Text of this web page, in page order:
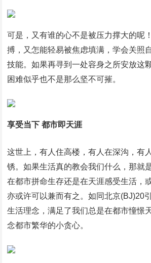
可是，又有谁的心不是被压力撑大的呢
搏，又怎能轻易被焦虑填满，学会关照
技能。如果再寻到一处容身之所安放这
困难似乎也不是那么坚不可摧。
享受当下 都市即天涯
这世上，有人住高楼，有人在深沟，有
锈。如果生活真的教会我们什么，那就
在都市拼命生存还是在天涯感受生活，
亦或许可以兼而有之。如同北京(BJ)20
生活理念，满足了我们总是在都市憧憬
念都市繁华的小贪心。